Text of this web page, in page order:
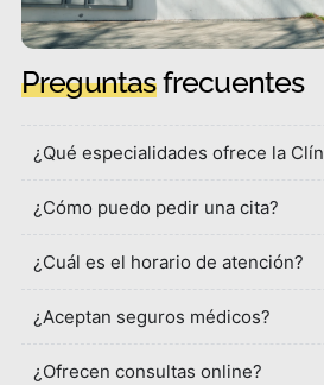
Preguntasfrecuentes
¿Qué especialidades ofrece la
¿Cómo puedo pedir una cita?
¿Cuál es el horario de atención?
¿Aceptan seguros médicos?
¿Ofrecen consultas online?